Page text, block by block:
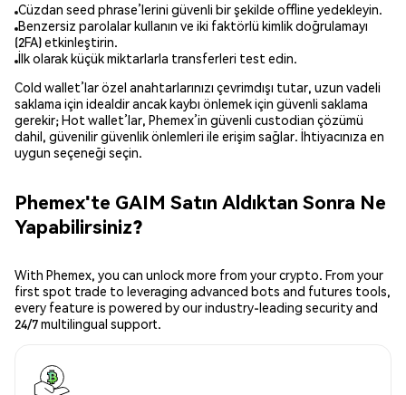
Cüzdan seed phrase’lerini güvenli bir şekilde offline yedekleyin.
Benzersiz parolalar kullanın ve iki faktörlü kimlik doğrulamayı
(2FA) etkinleştirin.
İlk olarak küçük miktarlarla transferleri test edin.
Cold wallet’lar özel anahtarlarınızı çevrimdışı tutar, uzun vadeli
saklama için idealdir ancak kaybı önlemek için güvenli saklama
gerekir; Hot wallet’lar, Phemex’in güvenli custodian çözümü
dahil, güvenilir güvenlik önlemleri ile erişim sağlar. İhtiyacınıza en
uygun seçeneği seçin.
Phemex'te GAIM Satın Aldıktan Sonra Ne
Yapabilirsiniz?
With Phemex, you can unlock more from your crypto. From your
first spot trade to leveraging advanced bots and futures tools,
every feature is powered by our industry-leading security and
24/7 multilingual support.